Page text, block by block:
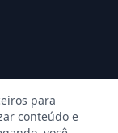
para
conteúdo e